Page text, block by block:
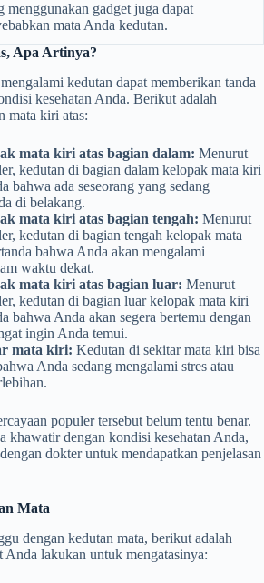
menggunakan gadget juga dapat
mata Anda kedutan.
Apa Artinya?
kedutan dapat memberikan tanda
kesehatan Anda. Berikut adalah
mata kiri atas:
mata kiri atas bagian dalam: Menurut
kedutan di bagian dalam kelopak mata kiri
bahwa ada seseorang yang sedang
di belakang.
mata kiri atas bagian tengah: Menurut
kedutan di bagian tengah kelopak mata
bahwa Anda akan mengalami
waktu dekat.
mata kiri atas bagian luar: Menurut
kedutan di bagian luar kelopak mata kiri
bahwa Anda akan segera bertemu dengan
ingin Anda temui.
mata kiri: Kedutan di sekitar mata kiri bisa
Anda sedang mengalami stres atau
populer tersebut belum tentu benar.
khawatir dengan kondisi kesehatan Anda,
dokter untuk mendapatkan penjelasan
Mata
dengan kedutan mata, berikut adalah
Anda lakukan untuk mengatasinya: